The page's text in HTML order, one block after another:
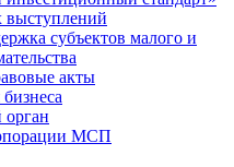
выступлений
субъектов малого и
акты
орган
МСП